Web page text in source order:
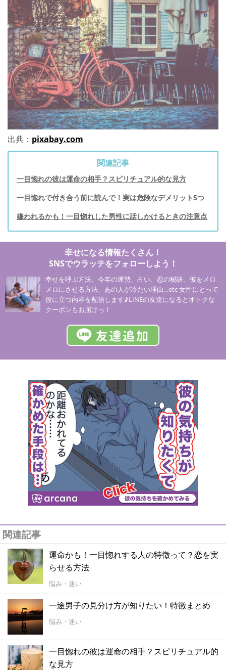
出典： pixabay.com
関連記事
一目惚れの彼は運命の相手？スピリチュアル的な見方
一目惚れで付き合う前に読んで！実は危険なデメリット5つ
嫌われるかも！一目惚れした男性に話しかけるときの注意点
幸せになる情報たくさん！
SNSでウラッテをフォローしよう！
幸せを呼ぶ方法、今年の運勢、占い、恋の秘訣、彼をメロ
メロにさせる方法、あの人が冷たい理由…etc 女性にとって
役に立つ内容を配信します♪LINEの友達になるとオトクな
クーポンもお届けっ！
関連記事
運命かも！一目惚れする人の特徴って？恋を実
らせる方法
悩み・迷い
一途男子の見分け方が知りたい！特徴まとめ
悩み・迷い
一目惚れの彼は運命の相手？スピリチュアル的
な見方